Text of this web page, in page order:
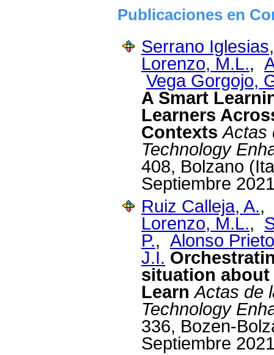
Publicaciones en
Serrano
Lorenzo, M.L.,
Vega Gorgojo,
A Smart
Learners
Contexts Actas
Technology
408, Bolzano
Septiembre
Ruiz Calleja, A.,
Lorenzo, M.L.,
P., Alonso
J.I.
situation about
Learn Actas de
Technology
336, Bozen-
Septiembre